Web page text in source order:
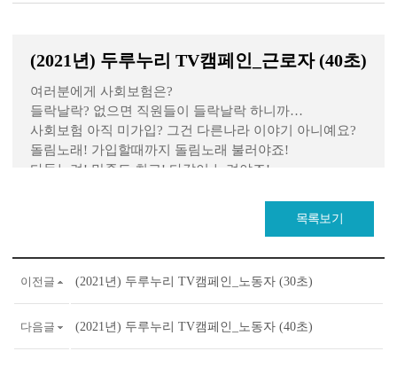
(2021년) 두루누리 TV캠페인_근로자 (40초)
여러분에게 사회보험은?
들락날락? 없으면 직원들이 들락날락 하니까…
사회보험 아직 미가입? 그건 다른나라 이야기 아니예요?
돌림노래! 가입할때까지 돌림노래 불러야죠!
다들누려! 만족도 최고! 다같이 누려야죠!
용보험과 국민연금 보험료를 최대 80%까지 지원합니
목록보기
이전글 (2021년) 두루누리 TV캠페인_노동자 (30초)
다음글 (2021년) 두루누리 TV캠페인_노동자 (40초)